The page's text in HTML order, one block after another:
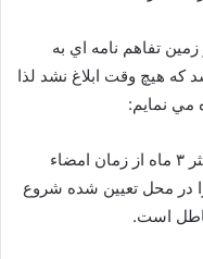
تفاهم نامه اي به
که هيچ وقت ابلاغ نشد لذا
مي نمايم:
۱- سرمايه گذار (شرکت گهر زمين) حداکثر ۳ ماه از زمان امضاء
در محل تعيين شده شروع
باطل است.